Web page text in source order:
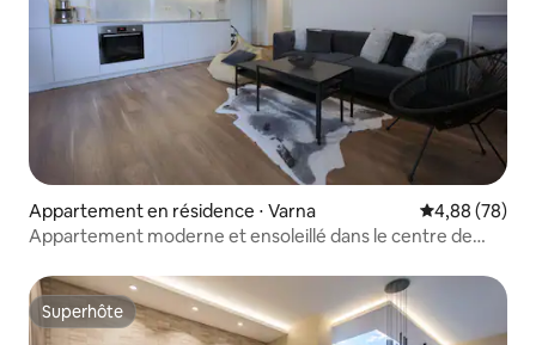
Appartement en résidence ⋅ Varna Évaluation
4,88 (78)
Appartement moderne et ensoleillé dans le centre de
Superhôte
Superhôte